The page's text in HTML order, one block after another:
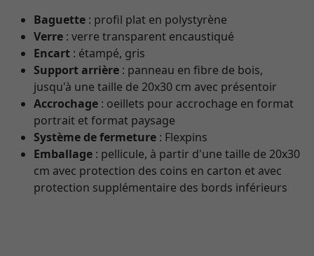
Baguette : profil plat en polystyrène
Verre : verre transparent encaustiqué
Encart : étampé, gris
Support arrière : panneau en fibre de bois,
jusqu'à une taille de 20x30 cm avec présentoir
Accrochage : oeillets pour accrochage en format
portrait et format paysage
Système de fermeture : Flexpins
Emballage : pellicule, à partir d'une taille de 20x30
cm avec protection des coins en carton et avec
protection supplémentaire des bords inférieurs